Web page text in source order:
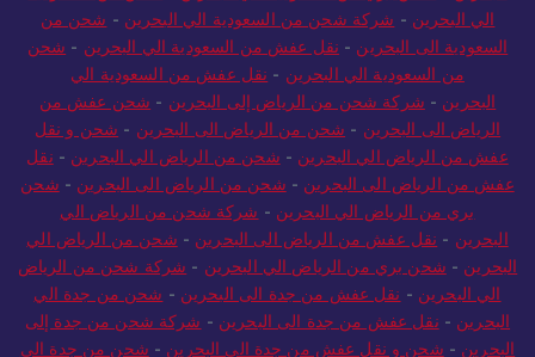
البحرين-شحن بري من السعودية الي البحرين -شحن من السعودية
الي البحرين
-شركة شحن من السعودية الي البحرين-شحن من
السعودية الى البحرين- نقل عفش من السعودية الي البحرين-
من السعودية الي البحرين-نقل عفش من السعودية الي
البحرين- شركة شحن من الرياض إلى البحرين-شحن عفش من
الرياض الى البحرين
-شحن من الرياض الى البحرين -شحن و نقل
عفش من الرياض الي البحرين -شحن من الرياض الي البحرين -نقل
عفش من الرياض الى البحرين-شحن من الرياض الى البحرين-
بري من الرياض الي البحرين-
شركة شحن من الرياض الي
البحرين-نقل عفش من الرياض الى البحرين-شحن من الرياض الي
البحرين-شحن بري من الرياض الي البحرين-شركة شحن من الرياض
الي البحرين
-نقل عفش من جدة الى البحرين -شحن من جدة الي
البحرين -نقل عفش من جدة الى البحرين -شركة شحن من جدة إلى